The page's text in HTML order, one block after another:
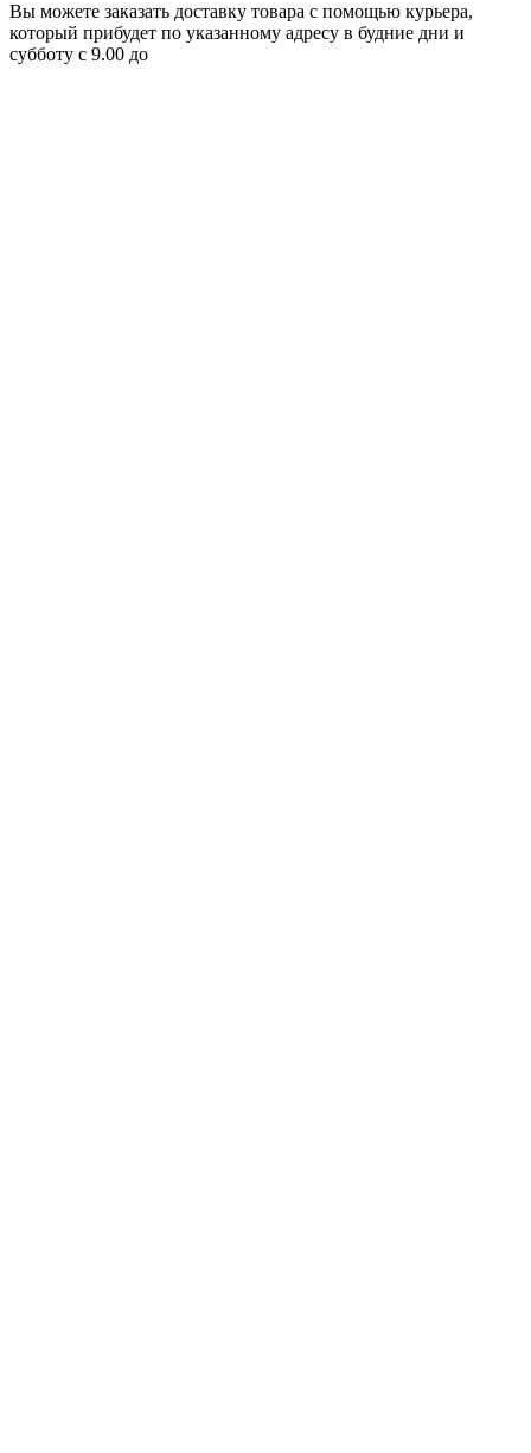
Вы можете заказать доставку товара с помощью курьера,
который прибудет по указанному адресу в будние дни и
субботу с 9.00 до